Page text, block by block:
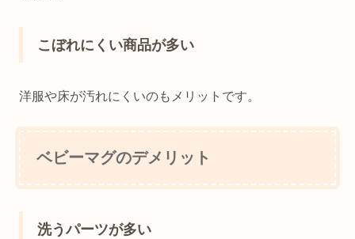
こぼれにくい商品が多い
洋服や床が汚れにくいのもメリットです。
ベビーマグのデメリット
洗うパーツが多い